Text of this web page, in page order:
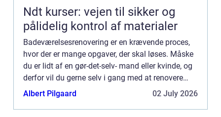
Ndt kurser: vejen til sikker og
pålidelig kontrol af materialer
Badeværelsesrenovering er en krævende proces,
hvor der er mange opgaver, der skal løses. Måske
du er lidt af en gør-det-selv- mand eller kvinde, og
derfor vil du gerne selv i gang med at renovere
nogle af tingene ude på badeværelset. Hvis du
Albert Pilgaard 02 July 2026